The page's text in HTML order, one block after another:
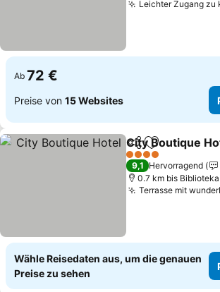
Leichter Zugang zu
Ab 72 €
Preise von 15 Websites
TeilenZu Favoriten
City Boutique
4 Sterne
9,1 Hervorragend
0.7 km bis
Terrasse mit
Wähle Reisedaten aus, um die genauen
Preise zu sehen